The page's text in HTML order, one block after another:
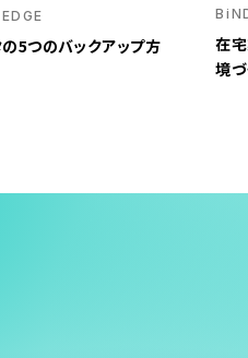
5つのバックアップ方
在
境づ